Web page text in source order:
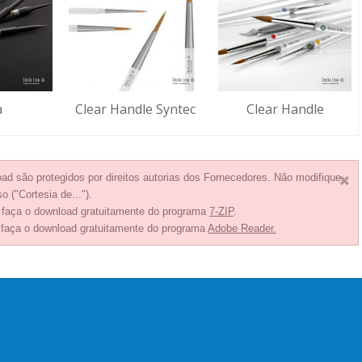
Clear Handle Syntec Clear Handle
são protegidos por direitos autorias dos Fornecedores. Não modifique
("Cortesia de...").
o download gratuitamente do programa 7-ZIP.
o download gratuitamente do programa Adobe Reader.